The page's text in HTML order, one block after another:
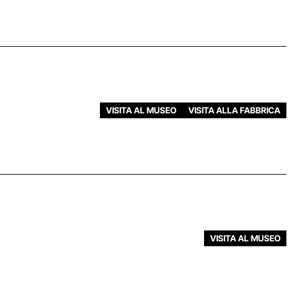
VISITA AL MUSEO VISITA ALLA FABBRICA
VISITA AL MUSEO